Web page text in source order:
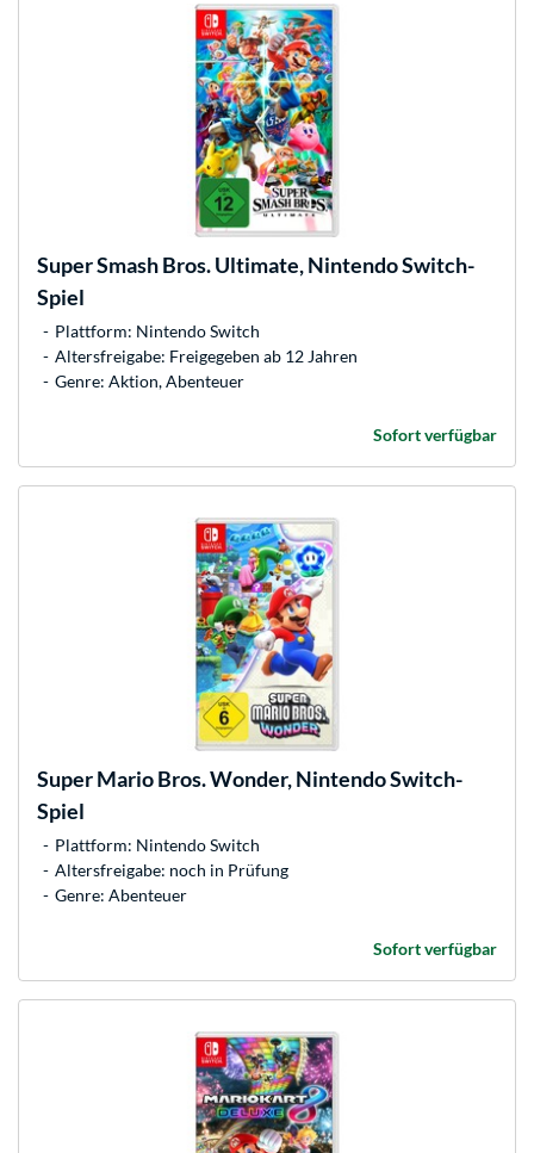
Super Smash Bros. Ultimate, Nintendo Switch-
Spiel
Plattform: Nintendo Switch
Altersfreigabe: Freigegeben ab 12 Jahren
Genre: Aktion, Abenteuer
Sofort verfügbar
Super Mario Bros. Wonder, Nintendo Switch-
Spiel
Plattform: Nintendo Switch
Altersfreigabe: noch in Prüfung
Genre: Abenteuer
Sofort verfügbar